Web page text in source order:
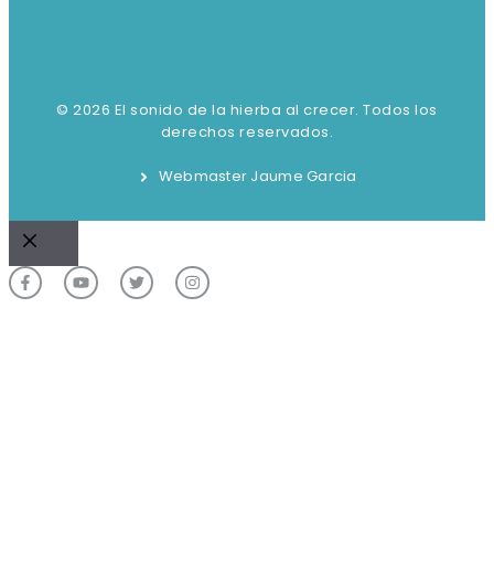
© 2026 El sonido de la hierba al crecer. Todos los
derechos reservados.
Webmaster Jaume Garcia
Cerrar